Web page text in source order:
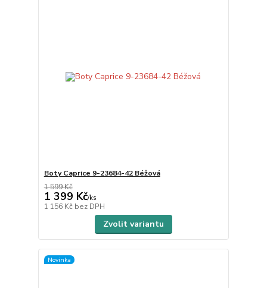
Boty Caprice 9-23684-42 Béžová
1 599 Kč
1 399 Kč/ks
1 156 Kč bez DPH
Zvolit variantu
Novinka